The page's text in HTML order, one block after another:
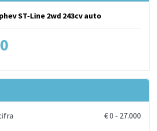
ST-Line 2wd 243cv auto
€0 - 27.000